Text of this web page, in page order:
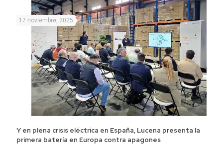
17 noviembre, 2025
Y en plena crisis eléctrica en España, Lucena presenta la
primera batería en Europa contra apagones